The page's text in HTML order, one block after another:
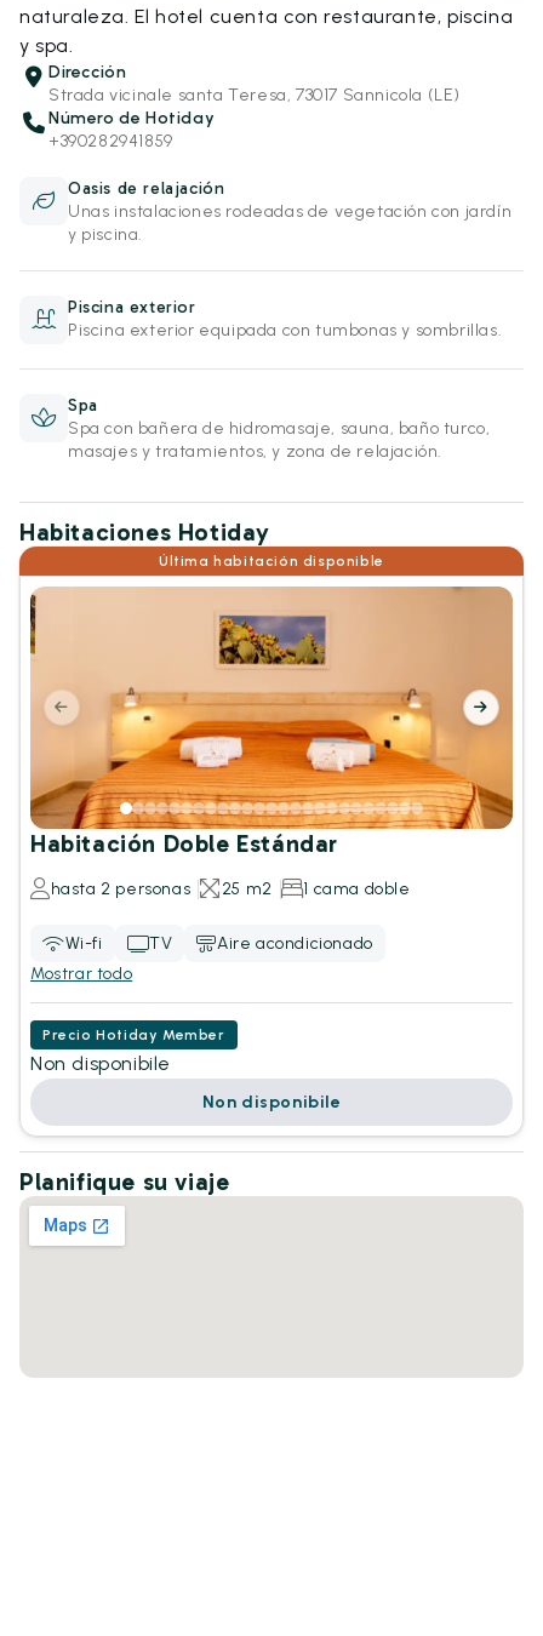
naturaleza. El hotel cuenta con restaurante, piscina
y spa.
Dirección
Strada vicinale santa Teresa, 73017 Sannicola (LE)
Número de Hotiday
+390282941859
Oasis de relajación
Unas instalaciones rodeadas de vegetación con jardín
y piscina.
Piscina exterior
Piscina exterior equipada con tumbonas y sombrillas.
Spa
Spa con bañera de hidromasaje, sauna, baño turco,
masajes y tratamientos, y zona de relajación.
Habitaciones Hotiday
Última habitación disponible
Habitación Doble Estándar
hasta 2 personas 25 m2 1 cama doble
Wi-fi TV
Aire acondicionado
Mostrar todo
Precio Hotiday Member
Non disponibile
Non disponibile
Planifique su viaje